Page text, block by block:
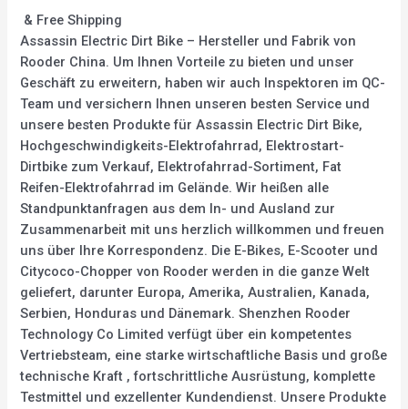
& Free Shipping
Assassin Electric Dirt Bike – Hersteller und Fabrik von
Rooder China. Um Ihnen Vorteile zu bieten und unser
Geschäft zu erweitern, haben wir auch Inspektoren im QC-
Team und versichern Ihnen unseren besten Service und
unsere besten Produkte für Assassin Electric Dirt Bike,
Hochgeschwindigkeits-Elektrofahrrad, Elektrostart-
Dirtbike zum Verkauf, Elektrofahrrad-Sortiment, Fat
Reifen-Elektrofahrrad im Gelände. Wir heißen alle
Standpunktanfragen aus dem In- und Ausland zur
Zusammenarbeit mit uns herzlich willkommen und freuen
uns über Ihre Korrespondenz. Die E-Bikes, E-Scooter und
Citycoco-Chopper von Rooder werden in die ganze Welt
geliefert, darunter Europa, Amerika, Australien, Kanada,
Serbien, Honduras und Dänemark. Shenzhen Rooder
Technology Co Limited verfügt über ein kompetentes
Vertriebsteam, eine starke wirtschaftliche Basis und große
technische Kraft , fortschrittliche Ausrüstung, komplette
Testmittel und exzellenter Kundendienst. Unsere Produkte